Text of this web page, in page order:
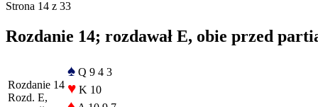
Strona 14 z 33
Rozdanie 14; rozdawał E, obie przed
Rozdanie 14
Rozd. E,
♠ Q 9 4 3
♥ K 10